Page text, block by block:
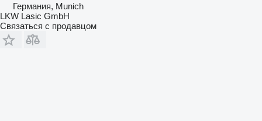
Германия, Munich
LKW Lasic GmbH
Связаться с продавцом